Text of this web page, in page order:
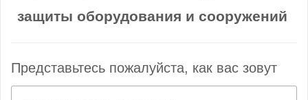
защиты оборудования и сооружений
Представьтесь пожалуйста, как вас зовут